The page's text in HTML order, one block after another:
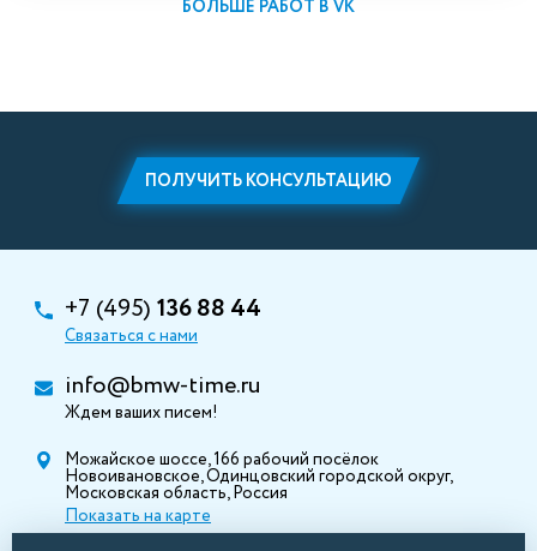
БОЛЬШЕ РАБОТ В VK
ПОЛУЧИТЬ КОНСУЛЬТАЦИЮ
+7 (495) 136 88 44
Связаться с нами
info@bmw-time.ru
Ждем ваших писем!
Можайское шоссе, 166 рабочий посёлок
Новоивановское, Одинцовский городской округ,
Московская область, Россия
Показать на карте